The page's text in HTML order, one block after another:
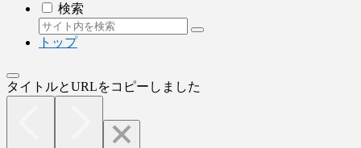
検索
トップ
タイトルとURLをコピーしました